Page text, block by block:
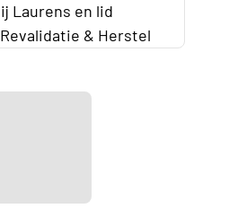
Laurens en lid
& Herstel